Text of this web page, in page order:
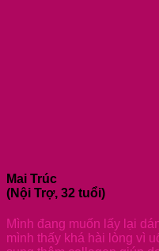
Mai Trúc
(Nội Trợ, 32 tuổi)
Mình đang muốn lấy lại
mình thấy khá hài lòng vì